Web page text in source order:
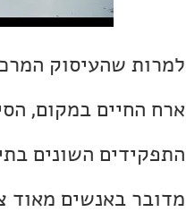
למרות שהעיסוק
ארח החיים במקום,
התפקידים השונים
מדובר באנשים מאוד